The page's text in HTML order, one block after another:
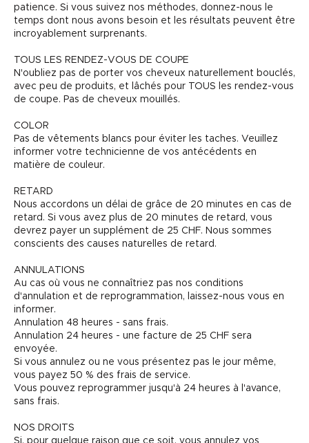
patience. Si vous suivez nos méthodes, donnez-nous le
temps dont nous avons besoin et les résultats peuvent être
incroyablement surprenants.
TOUS LES RENDEZ-VOUS DE COUPE
N'oubliez pas de porter vos cheveux naturellement bouclés,
avec peu de produits, et lâchés pour TOUS les rendez-vous
de coupe. Pas de cheveux mouillés.
COLOR
Pas de vêtements blancs pour éviter les taches. Veuillez
informer votre technicienne de vos antécédents en
matière de couleur.
RETARD
Nous accordons un délai de grâce de 20 minutes en cas de
retard. Si vous avez plus de 20 minutes de retard, vous
devrez payer un supplément de 25 CHF. Nous sommes
conscients des causes naturelles de retard.
ANNULATIONS
Au cas où vous ne connaîtriez pas nos conditions
d'annulation et de reprogrammation, laissez-nous vous en
informer.
Annulation 48 heures - sans frais.
Annulation 24 heures - une facture de 25 CHF sera
envoyée.
Si vous annulez ou ne vous présentez pas le jour même,
vous payez 50 % des frais de service.
Vous pouvez reprogrammer jusqu'à 24 heures à l'avance,
sans frais.
NOS DROITS
Si, pour quelque raison que ce soit, vous annulez vos